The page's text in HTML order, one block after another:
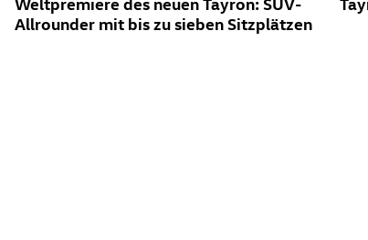
Allrounder mit bis zu sieben Sitzplätzen